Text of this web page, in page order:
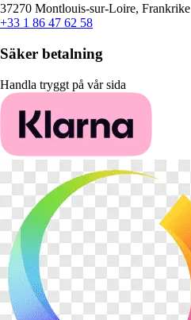
37270 Montlouis-sur-Loire, Frankrike
+33 1 86 47 62 58
Säker betalning
Handla tryggt på vår sida